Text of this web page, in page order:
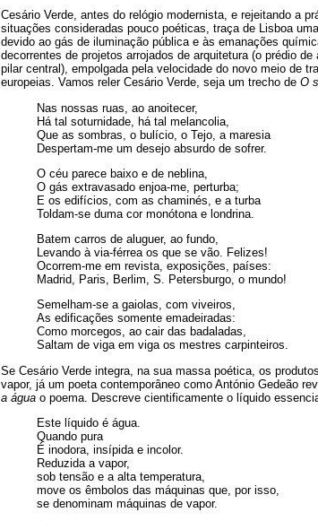
Cesário Verde, antes do relógio modernista, e rejeitando a
situações consideradas pouco poéticas, traça de Lisboa
devido ao gás de iluminação pública e às emanações
decorrentes de projetos arrojados de arquitetura (o prédio
pilar central), empolgada pela velocidade do novo meio de
europeias. Vamos reler Cesário Verde, seja um trecho de O
Nas nossas ruas, ao anoitecer,
Há tal soturnidade, há tal melancolia,
Que as sombras, o bulício, o Tejo, a maresia
Despertam-me um desejo absurdo de sofrer.
O céu parece baixo e de neblina,
O gás extravasado enjoa-me, perturba;
E os edifícios, com as chaminés, e a turba
Toldam-se duma cor monótona e londrina.
Batem carros de aluguer, ao fundo,
Levando à via-férrea os que se vão. Felizes!
Ocorrem-me em revista, exposições, países:
Madrid, Paris, Berlim, S. Petersburgo, o mundo!
Semelham-se a gaiolas, com viveiros,
As edificações somente emadeiradas:
Como morcegos, ao cair das badaladas,
Saltam de viga em viga os mestres carpinteiros.
Se Cesário Verde integra, na sua massa poética, os
vapor, já um poeta contemporâneo como António Gedeão
a água o poema. Descreve cientificamente o líquido
Este líquido é água.
Quando pura
É inodora, insípida e incolor.
Reduzida a vapor,
sob tensão e a alta temperatura,
move os êmbolos das máquinas que, por isso,
se denominam máquinas de vapor.